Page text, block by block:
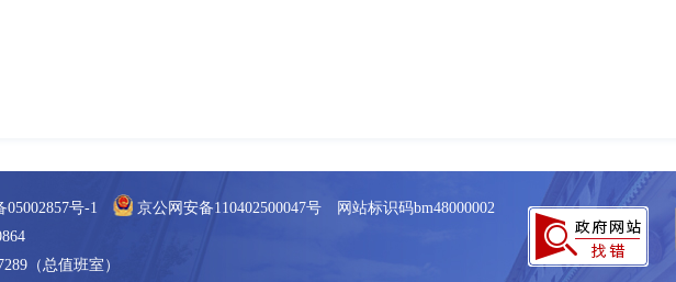
05002857号-1
京公网安备110402500047号 网站标识码bm48000002
（总值班室）